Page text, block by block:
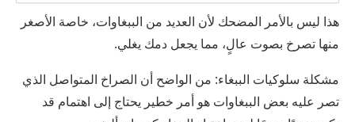
هذا ليس بالأمر المضحك لأن العديد من الببغاوات، خاصة الأصغر
منها تصرخ بصوت عالٍ، مما يجعل دمك يغلي.
مشكلة سلوكيات الببغاء: من الواضح أن الصراخ المتواصل الذي
تصر عليه بعض الببغاوات هو أمر خطير يحتاج إلى اهتمام قد